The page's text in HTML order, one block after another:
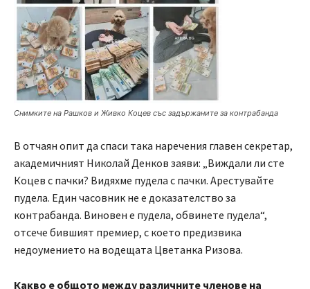
Снимките на Рашков и Живко Коцев със задържаните за контрабанда
В отчаян опит да спаси така наречения главен секретар,
академичният Николай Денков заяви: „Виждали ли сте
Коцев с пачки? Видяхме пудела с пачки. Арестувайте
пудела. Един часовник не е доказателство за
контрабанда. Виновен е пудела, обвинете пудела“,
отсече бившият премиер, с което предизвика
недоумението на водещата Цветанка Ризова.
Какво е общото между различните членове на